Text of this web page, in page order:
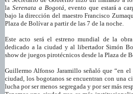
la Serenata a Bogotá, evento que estará a
bajo la dirección del maestro Francisco
Plaza de Bolívar a partir de las 7 de la noche.
Este acto será el estreno mundial de la
dedicado a la ciudad y al libertador Simón
show de juegos pirotécnicos desde la Plaza de
Guillermo Alfonso Jaramillo señaló que “en
ciudad, los bogotanos se encuentran con una
lucha por ser menos segregada y por ser más